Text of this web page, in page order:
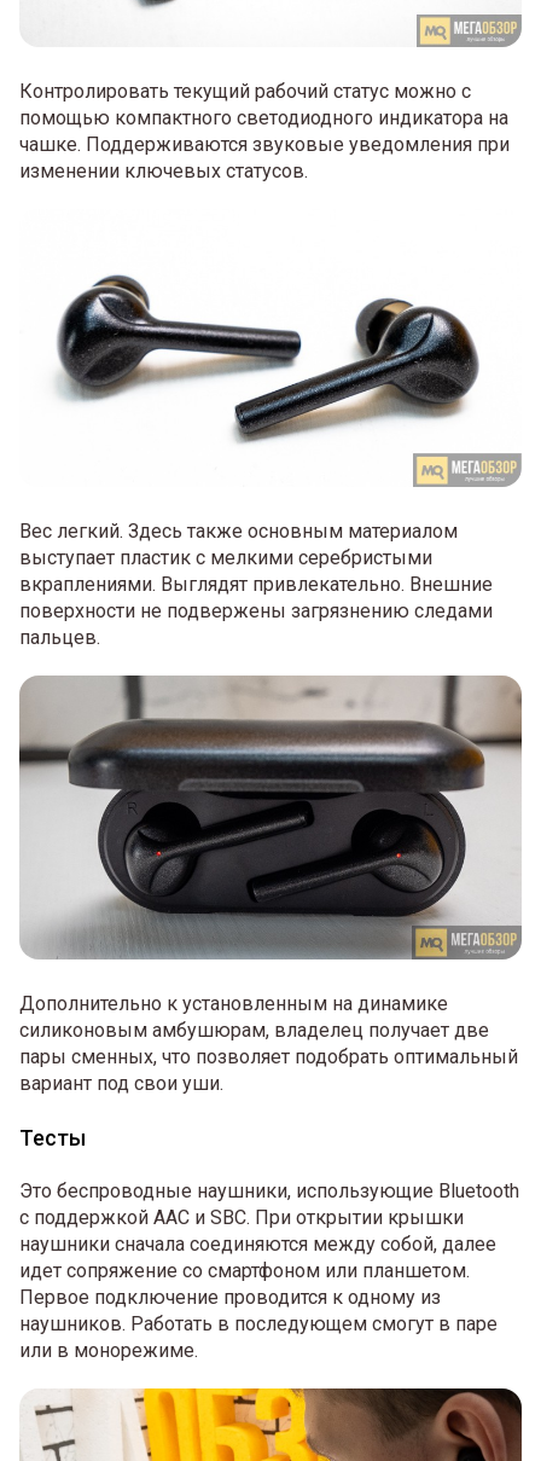
Контролировать текущий рабочий статус можно с
помощью компактного светодиодного индикатора на
чашке. Поддерживаются звуковые уведомления при
изменении ключевых статусов.
Вес легкий. Здесь также основным материалом
выступает пластик с мелкими серебристыми
вкраплениями. Выглядят привлекательно. Внешние
поверхности не подвержены загрязнению следами
пальцев.
Дополнительно к установленным на динамике
силиконовым амбушюрам, владелец получает две
пары сменных, что позволяет подобрать оптимальный
вариант под свои уши.
Тесты
Это беспроводные наушники, использующие Bluetooth
с поддержкой AAC и SBC. При открытии крышки
наушники сначала соединяются между собой, далее
идет сопряжение со смартфоном или планшетом.
Первое подключение проводится к одному из
наушников. Работать в последующем смогут в паре
или в монорежиме.